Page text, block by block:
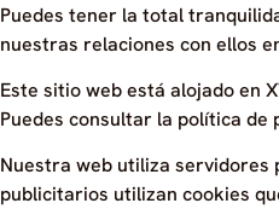
Puedes tener la total
nuestras relaciones con ellos
Este sitio web está alojado en
Puedes consultar la política de
Nuestra web utiliza servidores
publicitarios utilizan cookies